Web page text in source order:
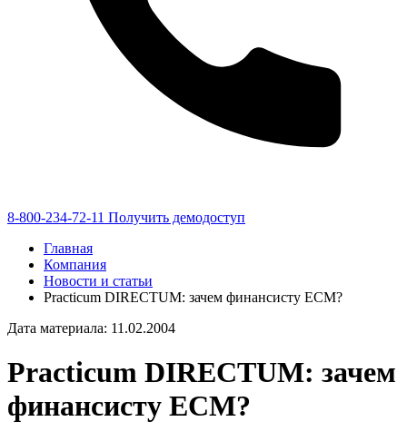
8-800-234-72-11 Получить демодоступ
Главная
Компания
Новости и статьи
Practicum DIRECTUM: зачем финансисту ECM?
Дата материала: 11.02.2004
Practicum DIRECTUM: зачем
финансисту ECM?